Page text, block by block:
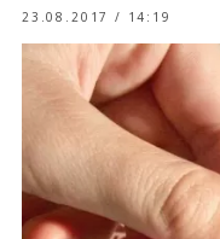
23.08.2017 / 14:19